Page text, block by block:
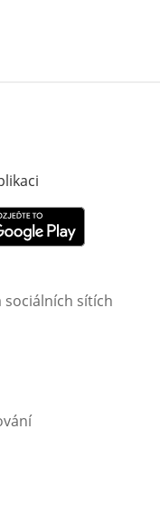
novém okně
sítích
okně